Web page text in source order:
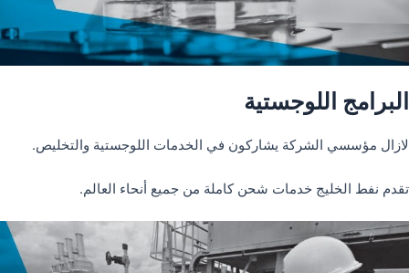
البرامج اللوجستية
لازال مؤسسي الشركة يشاركون في الخدمات اللوجستية والتخليص.
تقدم نفط الخليج خدمات شحن كاملة من جميع أنحاء العالم.